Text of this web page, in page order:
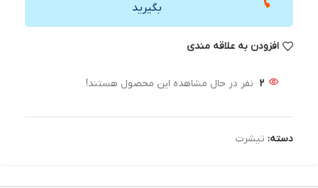
بگیرید
افزودن به علاقه مندی
2 نفر در حال مشاهده این محصول هستند!
دسته: تیشرت